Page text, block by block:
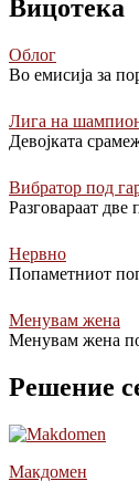
Вицотека
Облог
Во емисија за
Лига на
Девојката
Вибратор под
Разговараат
Нервно
Попаметниот
Менувам жена
Менувам жена
Решение
Макдомен